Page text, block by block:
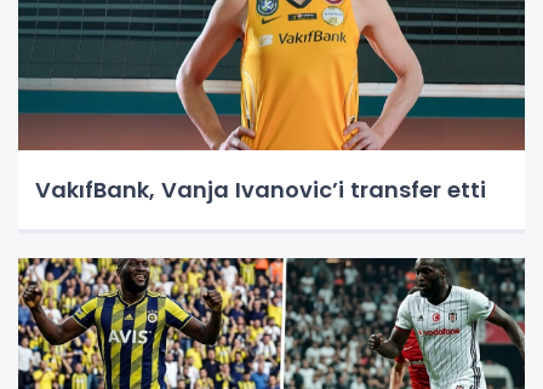
VakıfBank, Vanja Ivanovic’i transfer etti